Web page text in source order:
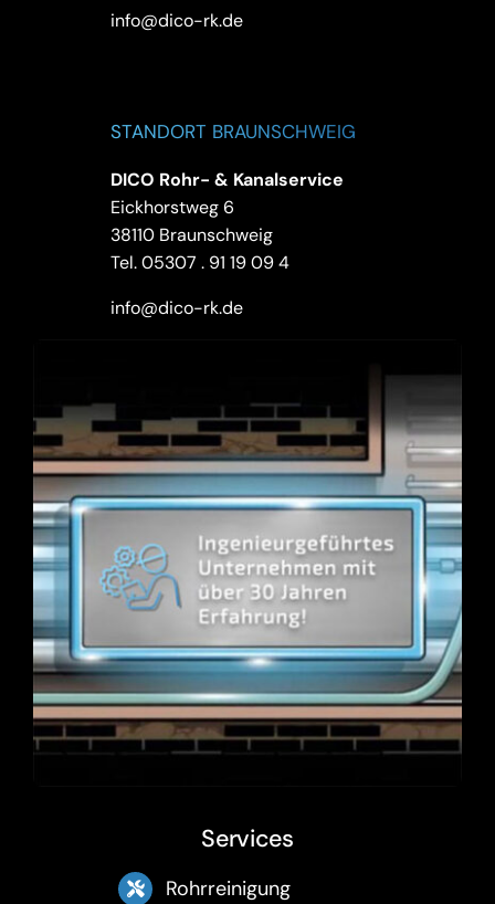
info@dico-rk.de
STANDORT BRAUNSCHWEIG
DICO Rohr- & Kanalservice
Eickhorstweg 6
38110 Braunschweig
Tel.05307 . 91 19 09 4
info@dico-rk.de
Services
Rohrreinigung